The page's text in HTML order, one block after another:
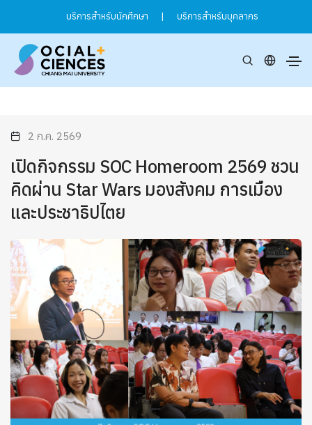
บริการสำหรับนักศึกษา | บริการสำหรับบุคลากร
2 ก.ค. 2569
เปิดกิจกรรม SOC Homeroom 2569 ชวน
คิดผ่าน Star Wars มองสังคม การเมือง
และประชาธิปไตย